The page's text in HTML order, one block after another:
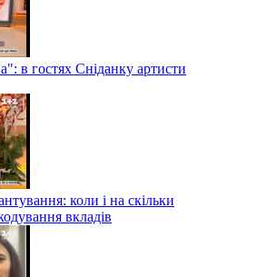
в гостях Сніданку артисти
коли і на скільки
вкладів